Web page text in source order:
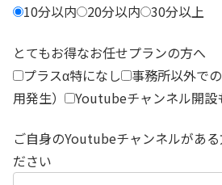
10分以内
20分以内 30分以上
とてもお得なお任せプランの方へ
プラスα特になし
事務所以外で
用発生）
Youtubeチャンネル開設
ご自身のYoutubeチャンネルがあ
ださい